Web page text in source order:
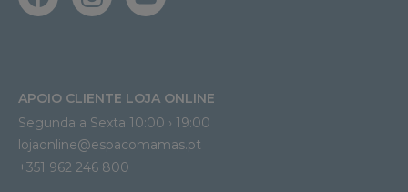
APOIO CLIENTE LOJA ONLINE
Segunda a Sexta 10:00 › 19:00
lojaonline@espacomamas.pt
+351 962 246 800